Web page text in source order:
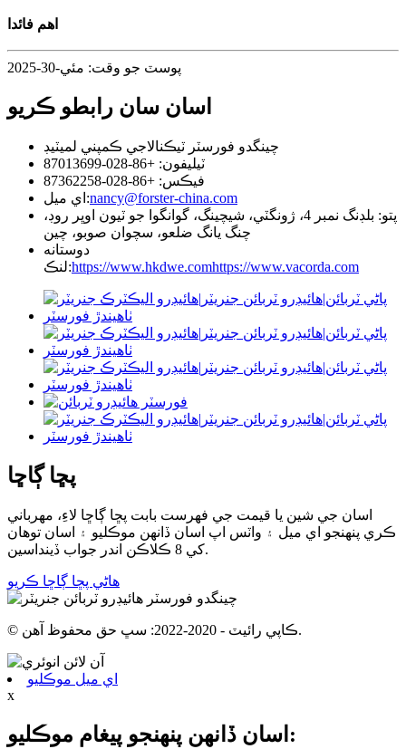
اهم فائدا
پوسٽ جو وقت: مئي-30-2025
اسان سان رابطو ڪريو
چينگدو فورسٽر ٽيڪنالاجي ڪمپني لميٽيڊ
ٽيليفون: +86-028-87013699
فيڪس: +86-028-87362258
اي ميل:nancy@forster-china.com
پتو: بلڊنگ نمبر 4، ژونگٽي، شيچينگ، گوانگوا جو ٽيون اوڀر روڊ،
چنگ يانگ ضلعو، سچوان صوبو، چين
دوستانه
لنڪ:https://www.hkdwe.comhttps://www.vacorda.com
پڇا ڳاڇا
اسان جي شين يا قيمت جي فهرست بابت پڇا ڳاڇا لاءِ، مھرباني
ڪري پنھنجو اي ميل ۽ واٽس اپ اسان ڏانھن موڪليو ۽ اسان توھان
کي 8 ڪلاڪن اندر جواب ڏينداسين.
هاڻي پڇا ڳاڇا ڪريو
© ڪاپي رائيٽ - 2020-2022: سڀ حق محفوظ آهن.
اي ميل موڪليو
x
اسان ڏانهن پنهنجو پيغام موڪليو: